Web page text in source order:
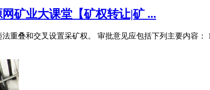
矿业大课堂【矿权转让|矿 ...
重叠和交叉设置采矿权。 审批意见应包括下列主要内容